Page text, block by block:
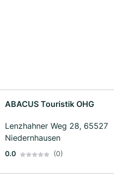
ABACUS Touristik OHG
Lenzhahner Weg 28, 65527
Niedernhausen
0.0 (0)